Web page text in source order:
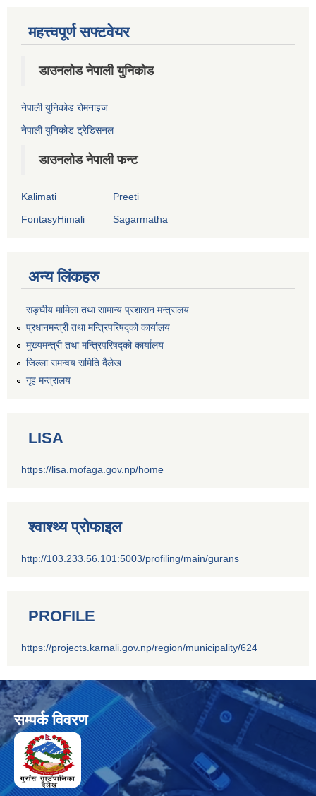
महत्त्वपूर्ण सफ्टवेयर
डाउनलोड नेपाली युनिकोड
नेपाली युनिकोड रोमनाइज
नेपाली युनिकोड ट्रेडिसनल
डाउनलोड नेपाली फन्ट
Kalimati
Preeti
FontasyHimali
Sagarmatha
अन्य लिंकहरु
सङ्‍घीय मामिला तथा सामान्य प्रशासन मन्त्रालय
प्रधानमन्त्री तथा मन्त्रिपरिषद्को कार्यालय
मुख्यमन्त्री तथा मन्त्रिपरिषद्को कार्यालय
जिल्ला समन्वय समिति दैलेख
गृह मन्त्रालय
LISA
https://lisa.mofaga.gov.np/home
श्वाश्थ्य प्रोफाइल
http://103.233.56.101:5003/profiling/main/gurans
PROFILE
https://projects.karnali.gov.np/region/municipality/624
सम्पर्क विवरण